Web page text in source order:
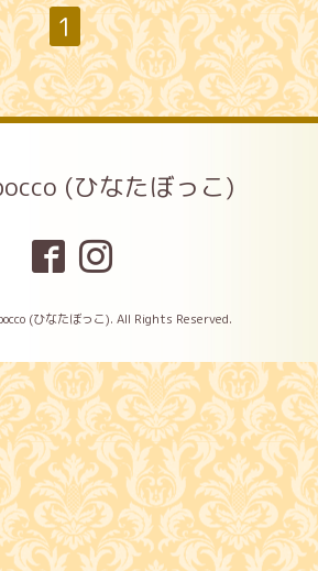
1
(ひなたぼっこ)
(ひなたぼっこ). All Rights Reserved.